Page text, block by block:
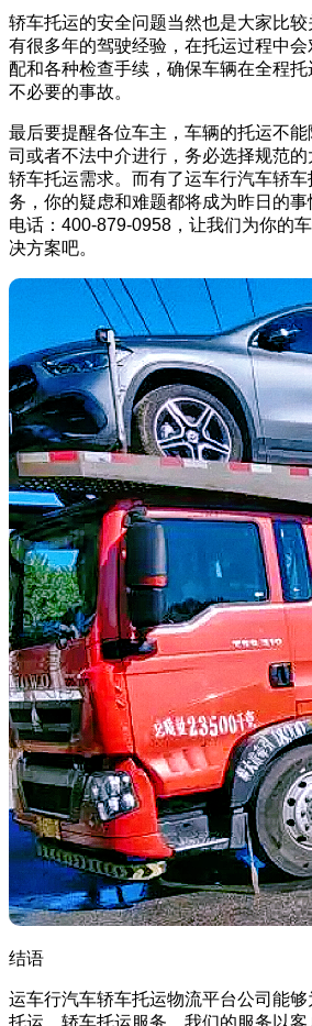
轿车托运的安全问题当然也是大家比
有很多年的驾驶经验，在托运过程中
配和各种检查手续，确保车辆在全程
不必要的事故。
最后要提醒各位车主，车辆的托运不
司或者不法中介进行，务必选择规范
轿车托运需求。而有了运车行汽车轿
务，你的疑虑和难题都将成为昨日的
电话：400-879-0958，让我们为你的
决方案吧。
结语
运车行汽车轿车托运物流平台公司能
托运、轿车托运服务，我们的服务以